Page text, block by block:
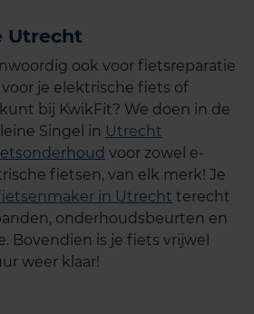
Utrecht
ook voor fietsreparatie
je elektrische fiets of
bij KwikFit? We doen in de
Singel in Utrecht
voor zowel e-
fietsen, van elk merk! Je
in Utrecht terecht
onderhoudsbeurten en
Bovendien is je fiets vrijwel
weer klaar!